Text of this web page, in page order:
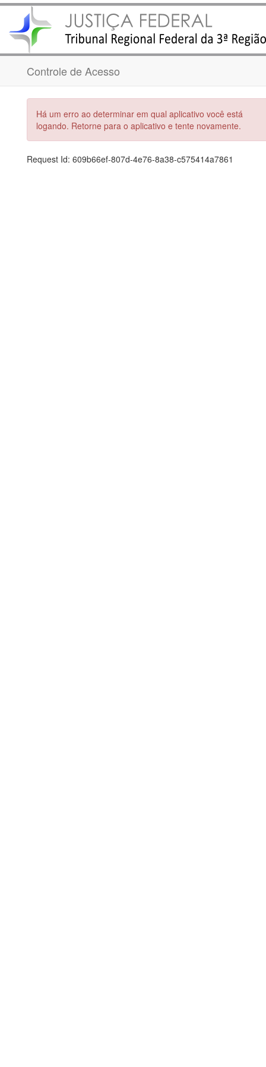
Controle de Acesso
Há um erro ao determinar em qual aplicativo você está
logando. Retorne para o aplicativo e tente novamente.
Request Id: 609b66ef-807d-4e76-8a38-c575414a7861